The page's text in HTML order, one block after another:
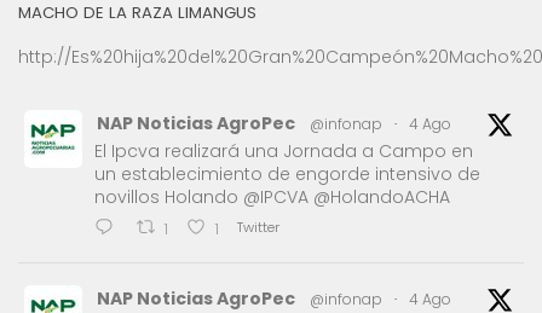
MACHO DE LA RAZA LIMANGUS
http://
NAP Noticias AgroPec @infonap · 4 Ago
El Ipcva realizará una Jornada a Campo en
un establecimiento de engorde intensivo de
novillos Holando @IPCVA @HolandoACHA
1 1 Twitter
NAP Noticias AgroPec @infonap · 4 Ago